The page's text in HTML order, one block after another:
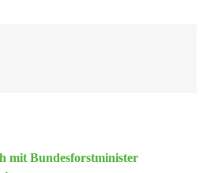
mit Bundesforstminister